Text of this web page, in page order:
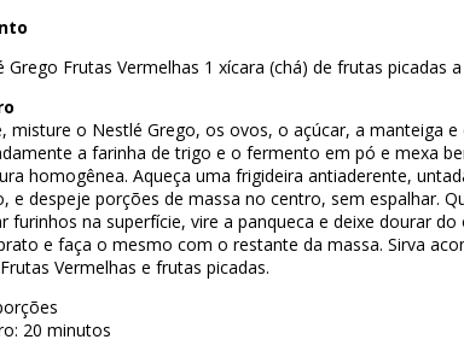
Grego Frutas Vermelhas 1 xícara (chá) de frutas picadas
misture o Nestlé Grego, os ovos, o açúcar, a manteiga e
a farinha de trigo e o fermento em pó e mexa
homogênea. Aqueça uma frigideira antiaderente,
e despeje porções de massa no centro, sem espalhar.
furinhos na superfície, vire a panqueca e deixe dourar do
e faça o mesmo com o restante da massa. Sirva
Vermelhas e frutas picadas.
20 minutos